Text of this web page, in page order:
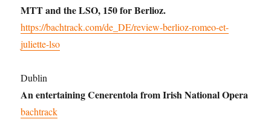
MTT and the LSO, 150 for Berlioz.
https://bachtrack.com/de_DE/review-berlioz-romeo-et-
juliette-lso
Dublin
An entertaining Cenerentola from Irish National Opera
bachtrack